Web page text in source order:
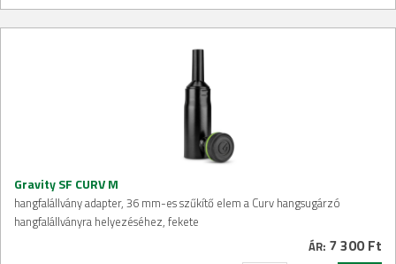
Gravity SF CURV M
hangfalállvány adapter, 36 mm-es szűkítő elem a Curv hangsugárzó
hangfalállványra helyezéséhez, fekete
ÁR: 7 300 Ft